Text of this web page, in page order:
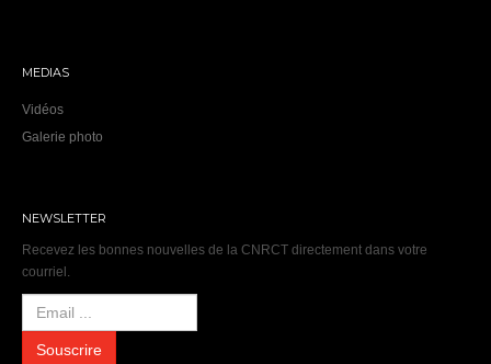
MEDIAS
Vidéos
Galerie photo
NEWSLETTER
Recevez les bonnes nouvelles de la CNRCT directement dans votre
courriel.